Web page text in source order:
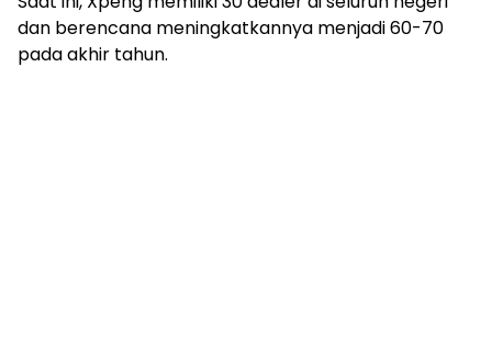
dan berencana meningkatkannya menjadi 60-70
pada akhir tahun.